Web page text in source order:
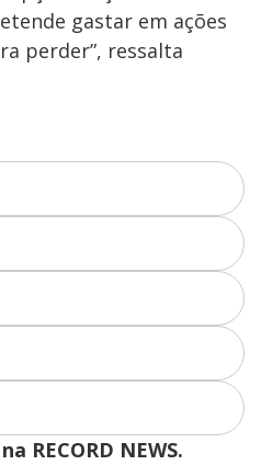
gastar em ações
perder”, ressalta
RECORD NEWS.